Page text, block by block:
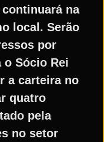
na
local. Serão
por
o Sócio Rei
a carteira no
quatro
pela
no setor